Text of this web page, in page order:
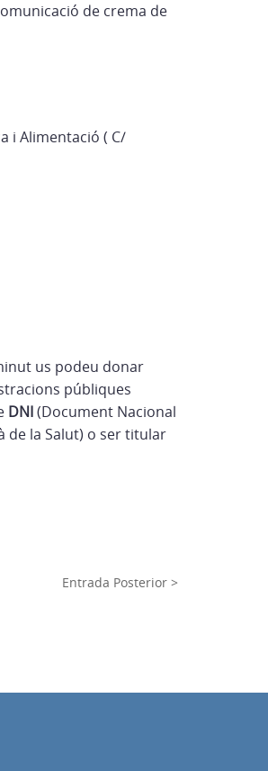
de crema de
i Alimentació ( C/
us podeu donar
públiques
DNI(Document Nacional
de la Salut) o ser titular
Entrada Posterior >